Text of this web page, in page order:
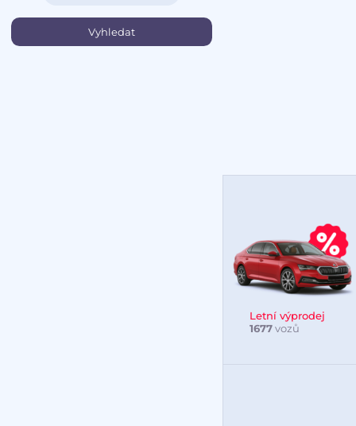
Letní výprodej
1677vozů